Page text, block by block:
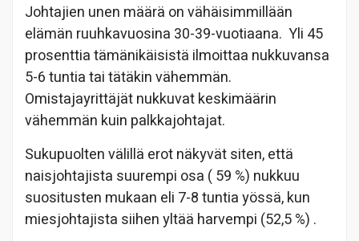
Johtajien unen määrä on vähäisimmillään
elämän ruuhkavuosina 30-39-vuotiaana. Yli 45
prosenttia tämänikäisistä ilmoittaa nukkuvansa
5-6 tuntia tai tätäkin vähemmän.
Omistajayrittäjät nukkuvat keskimäärin
vähemmän kuin palkkajohtajat.
Sukupuolten välillä erot näkyvät siten, että
naisjohtajista suurempi osa ( 59 %) nukkuu
suositusten mukaan eli 7-8 tuntia yössä, kun
miesjohtajista siihen yltää harvempi (52,5 %) .